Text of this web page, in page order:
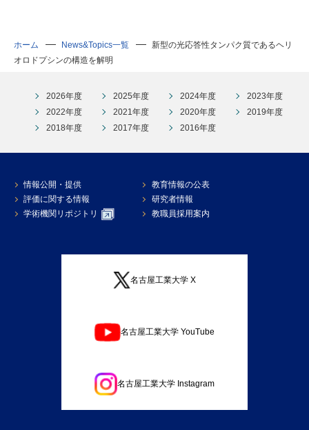
ホーム News&Topics一覧
新型の光応答性タンパク質であるヘリ
オロドプシンの構造を解明
2026年度 2025年度 2024年度
2023年度
2022年度
2021年度 2020年度
2019年度
2018年度
2017年度 2016年度
情報公開・提供
教育情報の公表
評価に関する情報
研究者情報
学術機関リポジトリ
教職員採用案内
名古屋工業大学 X
名古屋工業大学 YouTube
名古屋工業大学 Instagram